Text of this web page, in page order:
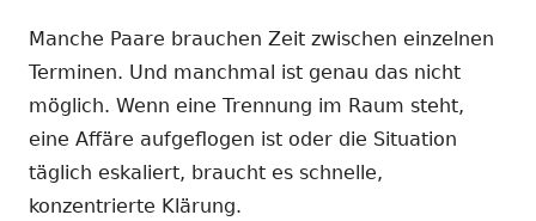
Manche Paare brauchen Zeit zwischen einzelnen
Terminen. Und manchmal ist genau das nicht
möglich. Wenn eine Trennung im Raum steht,
eine Affäre aufgeflogen ist oder die Situation
täglich eskaliert, braucht es schnelle,
konzentrierte Klärung.